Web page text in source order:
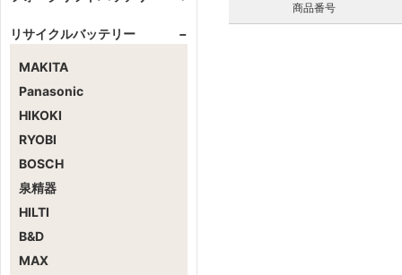
GSユアサ
カウンター式
リーチ式
リーチ式
カウンター式
リーチ式
カウンター式
リサイクルバッテリー −
MAKITA
Panasonic
HIKOKI
RYOBI
BOSCH
泉精器
HILTI
B&D
MAX
商品番号